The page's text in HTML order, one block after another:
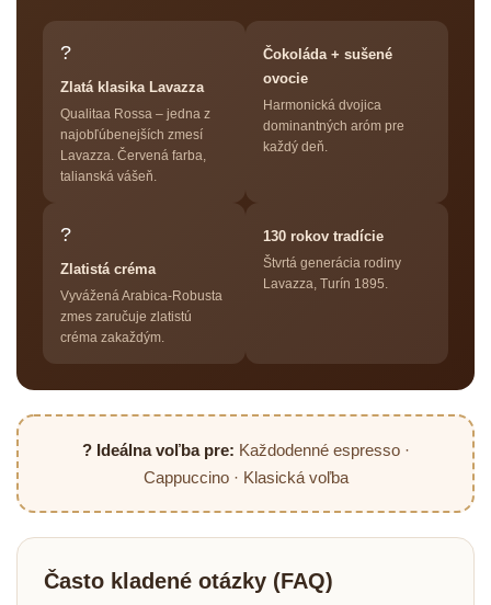
?
Zlatá klasika Lavazza
Qualitaa Rossa – jedna z
najobľúbenejších zmesí
Lavazza. Červená farba,
talianská vášeň.
Čokoláda + sušené
ovocie
Harmonická dvojica
dominantných aróm pre
každý deň.
?
Zlatistá créma
Vyvážená Arabica-Robusta
zmes zaručuje zlatistú
créma zakaždým.
130 rokov tradície
Štvrtá generácia rodiny
Lavazza, Turín 1895.
? Ideálna voľba pre: Každodenné espresso ·
Cappuccino · Klasická voľba
Často kladené otázky (FAQ)